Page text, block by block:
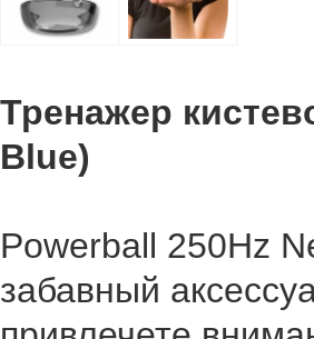
Тренажер
Blue)
Powerball 250Hz
забавный